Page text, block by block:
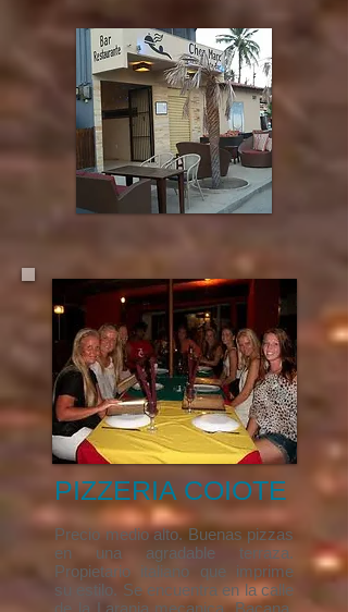
​PIZZERIA COIOTE
Precio medio alto. Buenas pizzas
en una agradable terraza.
Propietario italiano que imprime
su estilo. Se encuentra en la calle
de la Laranja mecanica, Bacana,